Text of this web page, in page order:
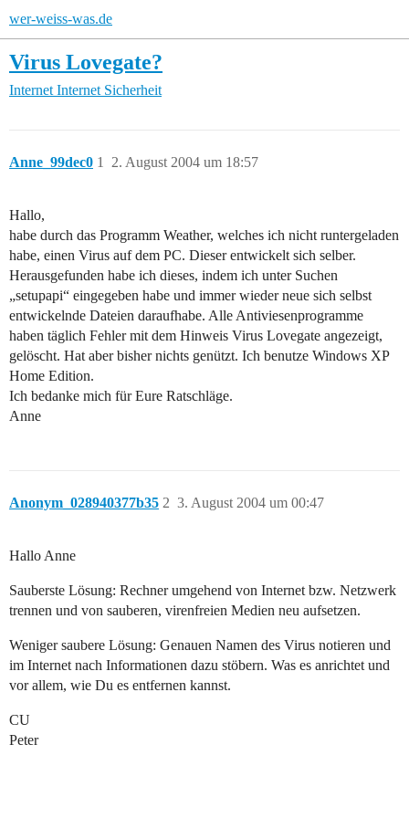
wer-weiss-was.de
Virus Lovegate?
Internet Internet Sicherheit
Anne_99dec0 2. August 2004 um 18:57
1
Hallo,
habe durch das Programm Weather, welches ich nicht runtergeladen
habe, einen Virus auf dem PC. Dieser entwickelt sich selber.
Herausgefunden habe ich dieses, indem ich unter Suchen
„setupapi“ eingegeben habe und immer wieder neue sich selbst
entwickelnde Dateien daraufhabe. Alle Antiviesenprogramme
haben täglich Fehler mit dem Hinweis Virus Lovegate angezeigt,
gelöscht. Hat aber bisher nichts genützt. Ich benutze Windows XP
Home Edition.
Ich bedanke mich für Eure Ratschläge.
Anne
Anonym_028940377b35 3. August 2004 um 00:47
2
Hallo Anne
Sauberste Lösung: Rechner umgehend von Internet bzw. Netzwerk
trennen und von sauberen, virenfreien Medien neu aufsetzen.
Weniger saubere Lösung: Genauen Namen des Virus notieren und
im Internet nach Informationen dazu stöbern. Was es anrichtet und
vor allem, wie Du es entfernen kannst.
CU
Peter